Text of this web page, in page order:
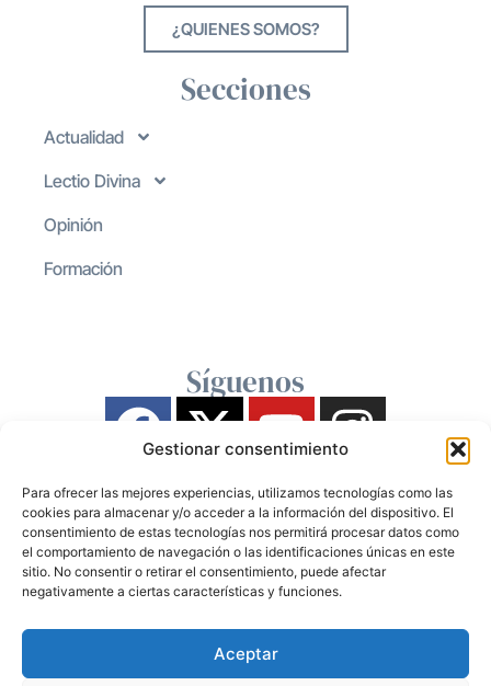
Gestionar consentimiento
Para ofrecer las mejores experiencias, utilizamos tecnologías como las
cookies para almacenar y/o acceder a la información del dispositivo. El
consentimiento de estas tecnologías nos permitirá procesar datos como
el comportamiento de navegación o las identificaciones únicas en este
sitio. No consentir o retirar el consentimiento, puede afectar
negativamente a ciertas características y funciones.
Aceptar
¿QUIENES SOMOS?
Secciones
Actualidad
Lectio Divina
Opinión
Formación
Síguenos